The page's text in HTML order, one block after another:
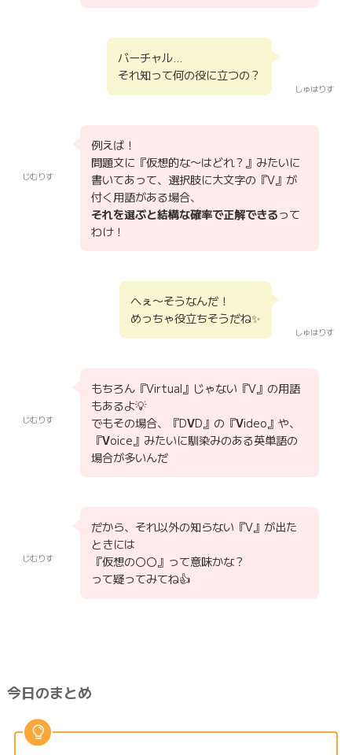
しゅはりす
バーチャル…
それ知って何の役に立つの？
じむりす
例えば！
問題文に『仮想的な〜はどれ？』みたいに
書いてあって、選択肢に大文字の『V』が
付く用語がある場合、
それを選ぶと結構な確率で正解できるって
わけ！
しゅはりす
へぇ〜そうなんだ！
めっちゃ役立ちそうだね✨
じむりす
もちろん『Virtual』じゃない『V』の用語
もあるよ💡
でもその場合、『DVD』の『Video』や、
『Voice』みたいに馴染みのある英単語の
場合が多いんだ
じむりす
だから、それ以外の知らない『V』が出た
ときには
『仮想の〇〇』って意味かな？
って疑ってみてね👍
今日のまとめ